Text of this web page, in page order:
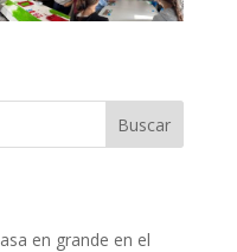
Buscar
en grande en el